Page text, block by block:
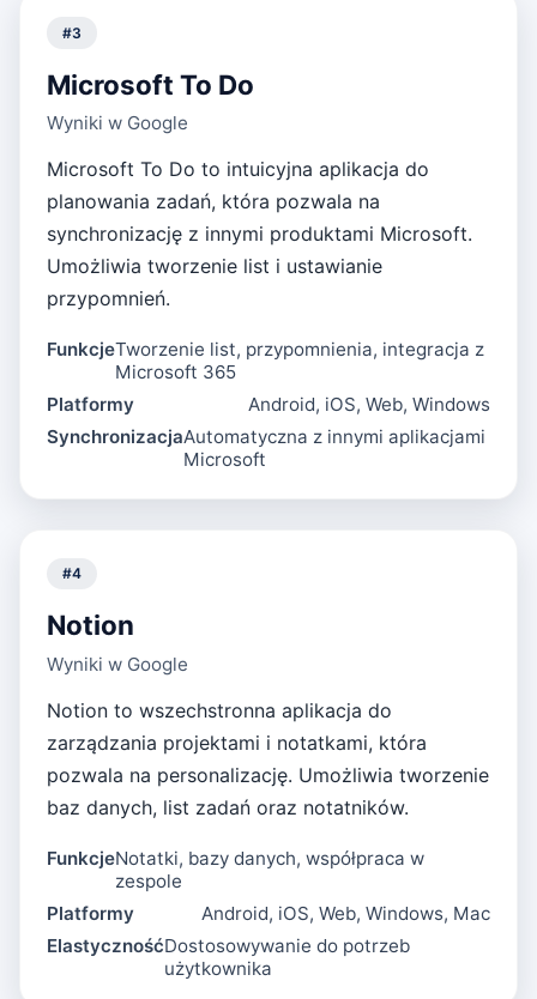
#3
Microsoft To Do
Wyniki w Google
Microsoft To Do to intuicyjna aplikacja do
planowania zadań, która pozwala na
synchronizację z innymi produktami Microsoft.
Umożliwia tworzenie list i ustawianie
przypomnień.
FunkcjeTworzenie list, przypomnienia, integracja z
Microsoft 365
Platformy
Android, iOS, Web, Windows
SynchronizacjaAutomatyczna z innymi aplikacjami
Microsoft
#4
Notion
Wyniki w Google
Notion to wszechstronna aplikacja do
zarządzania projektami i notatkami, która
pozwala na personalizację. Umożliwia tworzenie
baz danych, list zadań oraz notatników.
FunkcjeNotatki, bazy danych, współpraca w
zespole
Platformy
Android, iOS, Web, Windows, Mac
ElastycznośćDostosowywanie do potrzeb
użytkownika